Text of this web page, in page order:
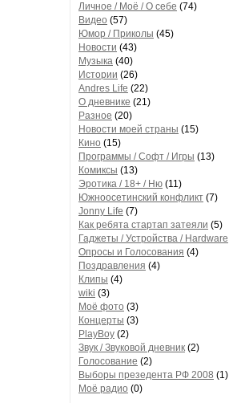
Личное / Моё / О себе (74)
Видео (57)
Юмор / Приколы (45)
Новости (43)
Музыка (40)
Истории (26)
Andres Life (22)
О дневнике (21)
Разное (20)
Новости моей страны (15)
Кино (15)
Программы / Софт / Игры (13)
Комиксы (13)
Эротика / 18+ / Ню (11)
Южноосетинский конфликт (7)
Jonny Life (7)
Как ребята стартап затеяли (5)
Гаджеты / Устройства / Hardware
Опросы и Голосования (4)
Поздравления (4)
Клипы (4)
wiki (3)
Моё фото (3)
Концерты (3)
PlayBoy (2)
Звук / Звуковой дневник (2)
Голосование (2)
Выборы презедента РФ 2008 (1)
Моё радио (0)